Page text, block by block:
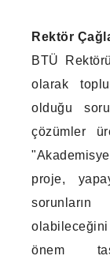
Rektör
BTÜ
olarak
olduğu
çözümler
proje,
önem